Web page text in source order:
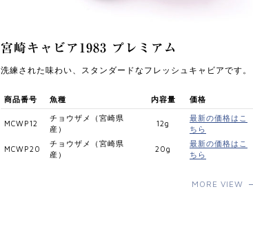
宮崎キャビア1983 プレミアム
洗練された味わい、スタンダードなフレッシュキャビアです。
商品番号 魚種 内容量 価格
MCWP12
チョウザメ（宮崎県
産）
12g
最新の価格はこ
ちら
MCWP20
チョウザメ（宮崎県
産）
20g
最新の価格はこ
ちら
MORE VIEW